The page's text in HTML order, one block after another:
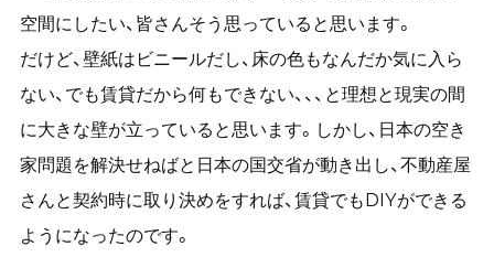
空間にしたい、皆さんそう思っていると思います。
だけど、壁紙はビニールだし、床の色もなんだか気に入ら
ない、でも賃貸だから何もできない、、、と理想と現実の間
に大きな壁が立っていると思います。しかし、日本の空き
家問題を解決せねばと日本の国交省が動き出し、不動産屋
さんと契約時に取り決めをすれば、賃貸でもDIYができる
ようになったのです。